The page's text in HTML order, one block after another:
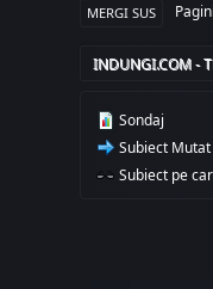
MERGI SUS Pagini
INDUNGI.COM -
Sondaj
Subiect Mutat
Subiect pe